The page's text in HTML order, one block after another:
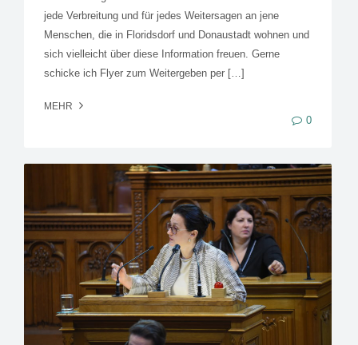
jede Verbreitung und für jedes Weitersagen an jene
Menschen, die in Floridsdorf und Donaustadt wohnen und
sich vielleicht über diese Information freuen. Gerne
schicke ich Flyer zum Weitergeben per […]
MEHR
0